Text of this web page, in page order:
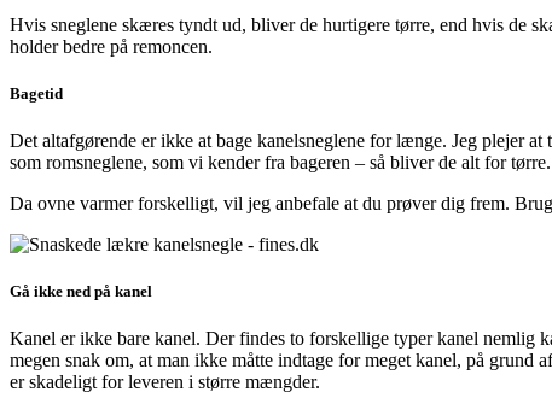
Hvis sneglene skæres tyndt ud, bliver de hurtigere tørre, end hvis de
holder bedre på remoncen.
Bagetid
Det altafgørende er ikke at bage kanelsneglene for længe. Jeg plejer
som romsneglene, som vi kender fra bageren – så bliver de alt for tørre.
Da ovne varmer forskelligt, vil jeg anbefale at du prøver dig frem.
Gå ikke ned på kanel
Kanel er ikke bare kanel. Der findes to forskellige typer kanel nemlig
megen snak om, at man ikke måtte indtage for meget kanel, på
er skadeligt for leveren i større mængder.